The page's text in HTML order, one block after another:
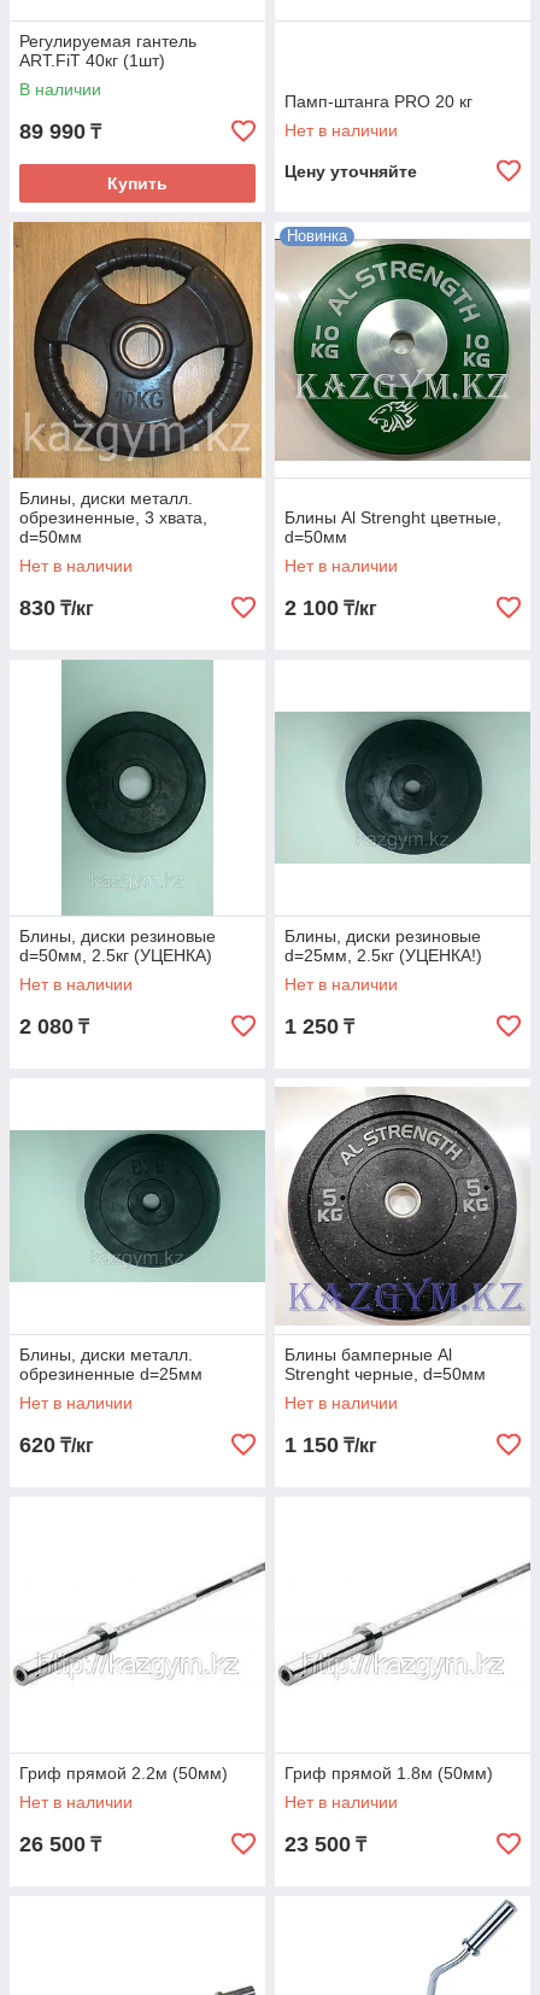
Регулируемая гантель
ART.FiT 40кг (1шт)
В наличии
89 990 ₸
Купить
Памп-штанга PRO 20 кг
Нет в наличии
Цену уточняйте
Блины, диски металл.
обрезиненные, 3 хвата,
d=50мм
Нет в наличии
830 ₸/кг
Новинка
Блины Al Strenght цветные,
d=50мм
Нет в наличии
2 100 ₸/кг
Блины, диски резиновые
d=50мм, 2.5кг (УЦЕНКА)
Нет в наличии
2 080 ₸
Блины, диски резиновые
d=25мм, 2.5кг (УЦЕНКА!)
Нет в наличии
1 250 ₸
Блины, диски металл.
обрезиненные d=25мм
Нет в наличии
620 ₸/кг
Блины бамперные Al
Strenght черные, d=50мм
Нет в наличии
1 150 ₸/кг
Гриф прямой 2.2м (50мм)
Нет в наличии
26 500 ₸
Гриф прямой 1.8м (50мм)
Нет в наличии
23 500 ₸